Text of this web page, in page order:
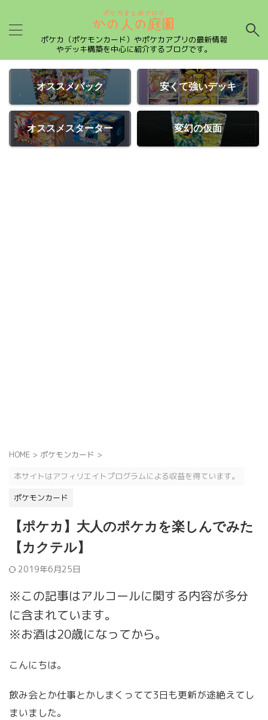
ポケカ（ポケモンカード）やポケカアプリの最新情報
やデッキ構築を中心に紹介するブログです。
オススメパック 安くて強いデッキ
オススメスターター 変幻の仮面
HOME > ポケモンカード >
本サイトはアフィリエイトプログラムによる収益を得ています。
ポケモンカード
【ポケカ】大人のポケカを楽しんでみた
【カクテル】
2019年6月25日
※この記事はアルコールに関する内容が多分
に含まれています。
※お酒は20歳になってから。
こんにちは。
飲み会とか仕事とかしまくってて3日も更新が途絶えてし
まいました。